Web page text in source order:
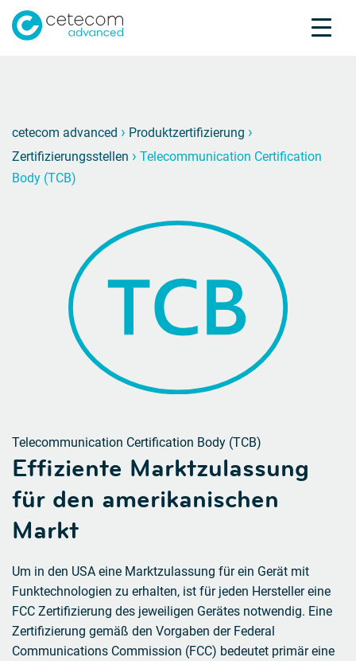
cetecom advanced › Produktzertifizierung ›
Zertifizierungsstellen › Telecommunication Certification
Body (TCB)
Telecommunication Certification Body (TCB)
Effiziente Marktzulassung
für den amerikanischen
Markt
Um in den USA eine Marktzulassung für ein Gerät mit
Funktechnologien zu erhalten, ist für jeden Hersteller eine
FCC Zertifizierung des jeweiligen Gerätes notwendig. Eine
Zertifizierung gemäß den Vorgaben der Federal
Communications Commission (FCC) bedeutet primär eine